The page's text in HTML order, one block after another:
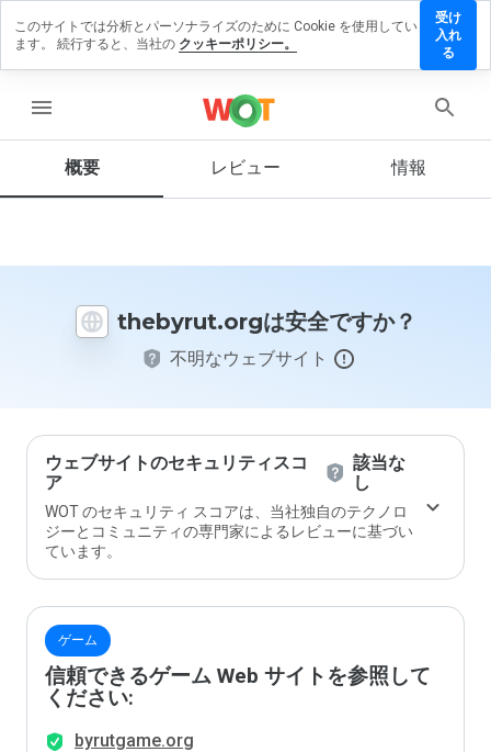
menu
概要 レビュー 情報
thebyrut.orgは安全ですか？
不明なウェブサイト
ウェブサイトのセキュリティスコ
ア
該当な
し
WOT のセキュリティ スコアは、当社独自のテクノロ
ジーとコミュニティの専門家によるレビューに基づい
ています。
ゲーム
信頼できるゲーム Web サイトを参照して
ください:
byrutgame.org
ビュー
す
この
イト
価し
ます
か？
このサイトでは分析とパーソナライズのために Cookie を使用してい
ます。 続行すると、当社の クッキーポリシー。
受け
入れ
る